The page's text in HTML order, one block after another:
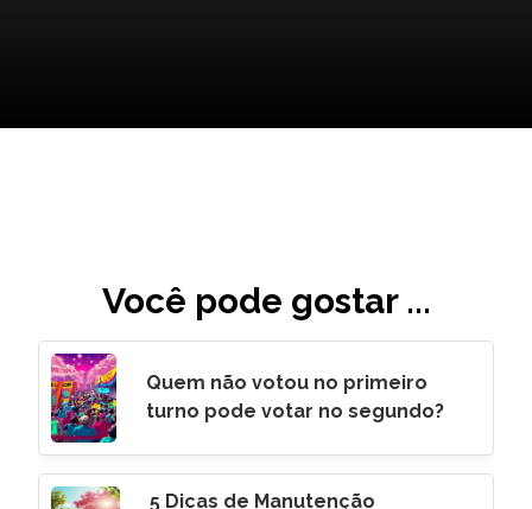
Você pode gostar ...
Quem não votou no primeiro
turno pode votar no segundo?
5 Dicas de Manutenção